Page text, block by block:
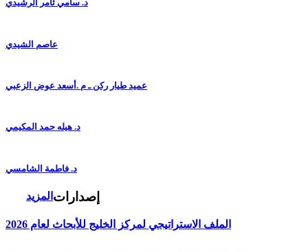
د. سامي ثامر الرشيدي
عاصم الشيدي
عميد طيار ركن ـ م .أسعد عوض الزعبي
د. هيله حمد المكيمي
د. فاطمة الشامسي
المزيد إصدارات
الملف الاستراتيجي لمركز الخليج للأبحاث لعام 2026